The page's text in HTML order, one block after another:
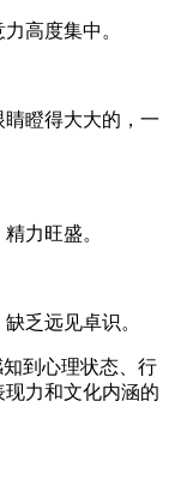
高度集中。
睛瞪得大大的，一
力旺盛。
乏远见卓识。
到心理状态、行
力和文化内涵的